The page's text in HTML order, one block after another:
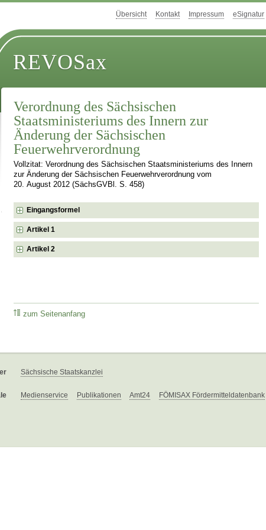
Übersicht Kontakt Impressum eSignatur
REVOSax
Verordnung des Sächsischen
Staatsministeriums des Innern zur
Änderung der Sächsischen
Feuerwehrverordnung
Vollzitat: Verordnung des Sächsischen Staatsministeriums des Innern
zur Änderung der Sächsischen Feuerwehrverordnung vom
20. August 2012 (SächsGVBl. S. 458)
Eingangsformel
Artikel 1
Artikel 2
zum Seitenanfang
Sächsische Staatskanzlei
Medienservice Publikationen Amt24 FÖMISAX Fördermitteldatenbank